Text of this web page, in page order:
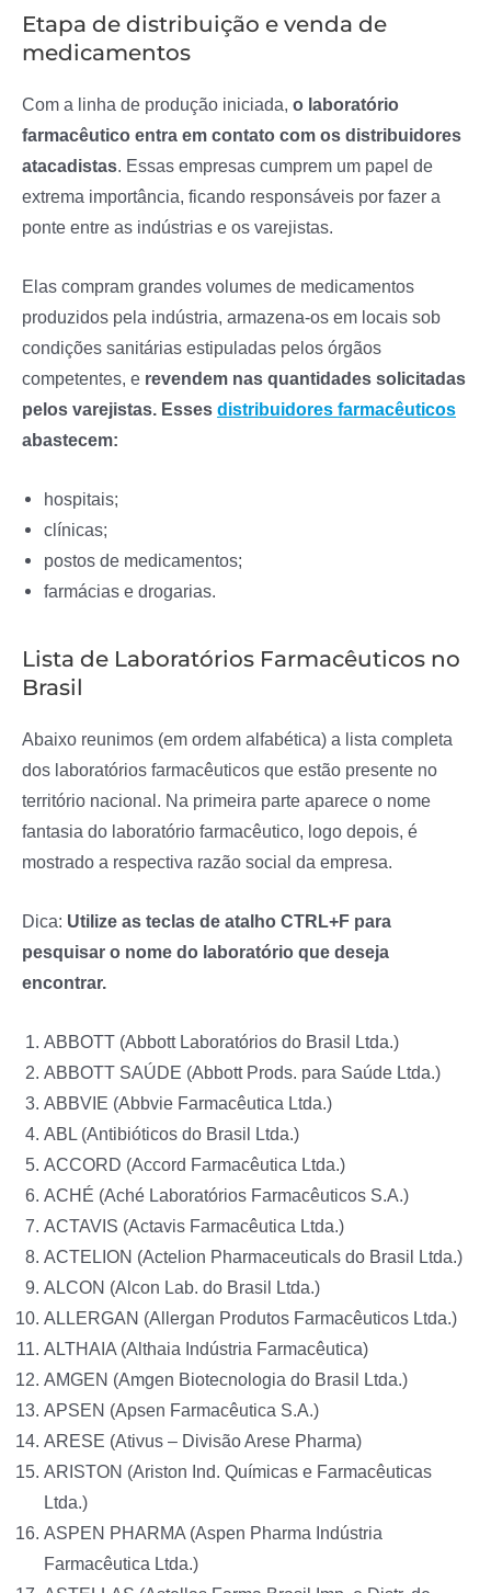
Etapa de distribuição e venda de
medicamentos
Com a linha de produção iniciada, o laboratório
farmacêutico entra em contato com os distribuidores
atacadistas . Essas empresas cumprem um papel de
extrema importância, ficando responsáveis por fazer a
ponte entre as indústrias e os varejistas.
Elas compram grandes volumes de medicamentos
produzidos pela indústria, armazena-os em locais sob
condições sanitárias estipuladas pelos órgãos
competentes, e revendem nas quantidades solicitadas
pelos varejistas. Esses distribuidores farmacêuticos
abastecem:
hospitais;
clínicas;
postos de medicamentos;
farmácias e drogarias.
Lista de Laboratórios Farmacêuticos no
Brasil
Abaixo reunimos (em ordem alfabética) a lista completa
dos laboratórios farmacêuticos que estão presente no
território nacional. Na primeira parte aparece o nome
fantasia do laboratório farmacêutico, logo depois, é
mostrado a respectiva razão social da empresa.
Dica: Utilize as teclas de atalho CTRL+F para
pesquisar o nome do laboratório que deseja
encontrar.
ABBOTT (Abbott Laboratórios do Brasil Ltda.)
ABBOTT SAÚDE (Abbott Prods. para Saúde Ltda.)
ABBVIE (Abbvie Farmacêutica Ltda.)
ABL (Antibióticos do Brasil Ltda.)
ACCORD (Accord Farmacêutica Ltda.)
ACHÉ (Aché Laboratórios Farmacêuticos S.A.)
ACTAVIS (Actavis Farmacêutica Ltda.)
ACTELION (Actelion Pharmaceuticals do Brasil Ltda.)
ALCON (Alcon Lab. do Brasil Ltda.)
ALLERGAN (Allergan Produtos Farmacêuticos Ltda.)
ALTHAIA (Althaia Indústria Farmacêutica)
AMGEN (Amgen Biotecnologia do Brasil Ltda.)
APSEN (Apsen Farmacêutica S.A.)
ARESE (Ativus – Divisão Arese Pharma)
ARISTON (Ariston Ind. Químicas e Farmacêuticas
Ltda.)
ASPEN PHARMA (Aspen Pharma Indústria
Farmacêutica Ltda.)